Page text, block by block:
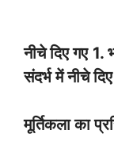
नीचे दिए गए 1.
संदर्भ मेंनीचे
मूर्तिकला